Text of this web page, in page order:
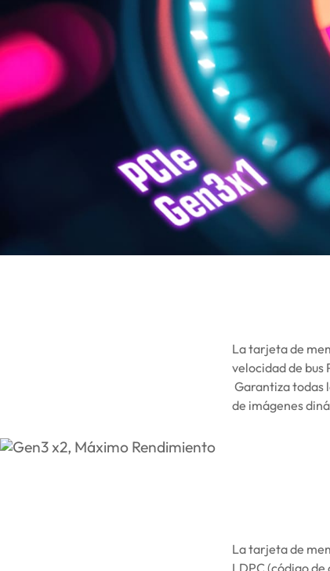
La tarjeta de
velocidad de
Garantiza todas
de imágenes
La tarjeta de